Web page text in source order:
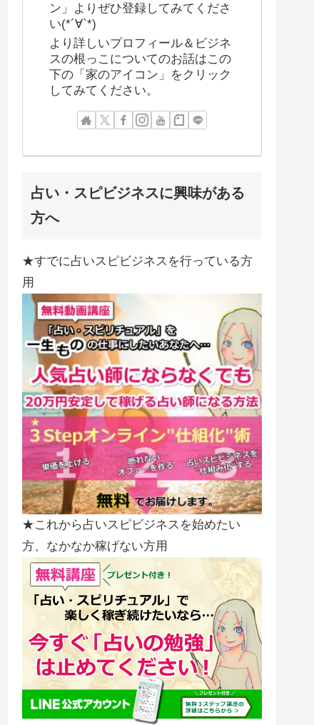
ン」よりぜひ登録してみてくださ
い(*´∀`*)
より詳しいプロフィール＆ビジネ
スの根っこについてのお話はこの
下の「家のアイコン」をクリック
してみてください。
占い・スピビジネスに興味がある
方へ
★すでに占いスピビジネスを行っている方
用
★これから占いスピビジネスを始めたい
方、なかなか稼げない方用